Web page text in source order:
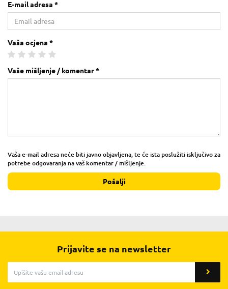
E-mail adresa *
Vaša ocjena *
Vaše mišljenje / komentar *
Vaša e-mail adresa neće biti javno objavljena, te će ista poslužiti isključivo za
potrebe odgovaranja na vaš komentar / mišljenje.
Pošalji
Prijavite se na newsletter